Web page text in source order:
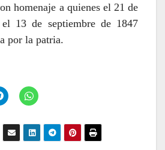
homenaje a quienes el 21 de
13 de septiembre de 1847
por la patria.